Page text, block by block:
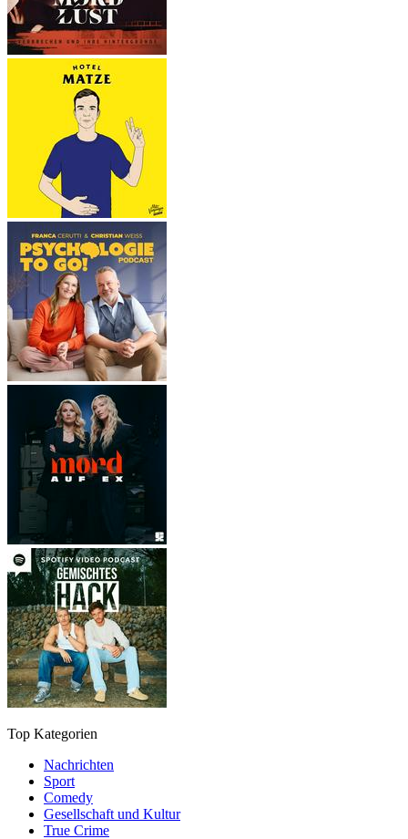
Top Kategorien
Nachrichten
Sport
Comedy
Gesellschaft und Kultur
True Crime